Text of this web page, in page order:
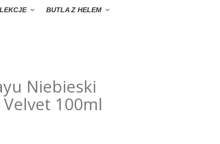
BUTLA Z HELEM
Niebieski
100ml